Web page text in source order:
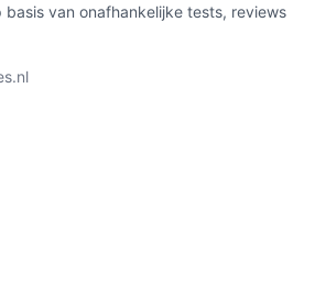
van onafhankelijke tests, reviews